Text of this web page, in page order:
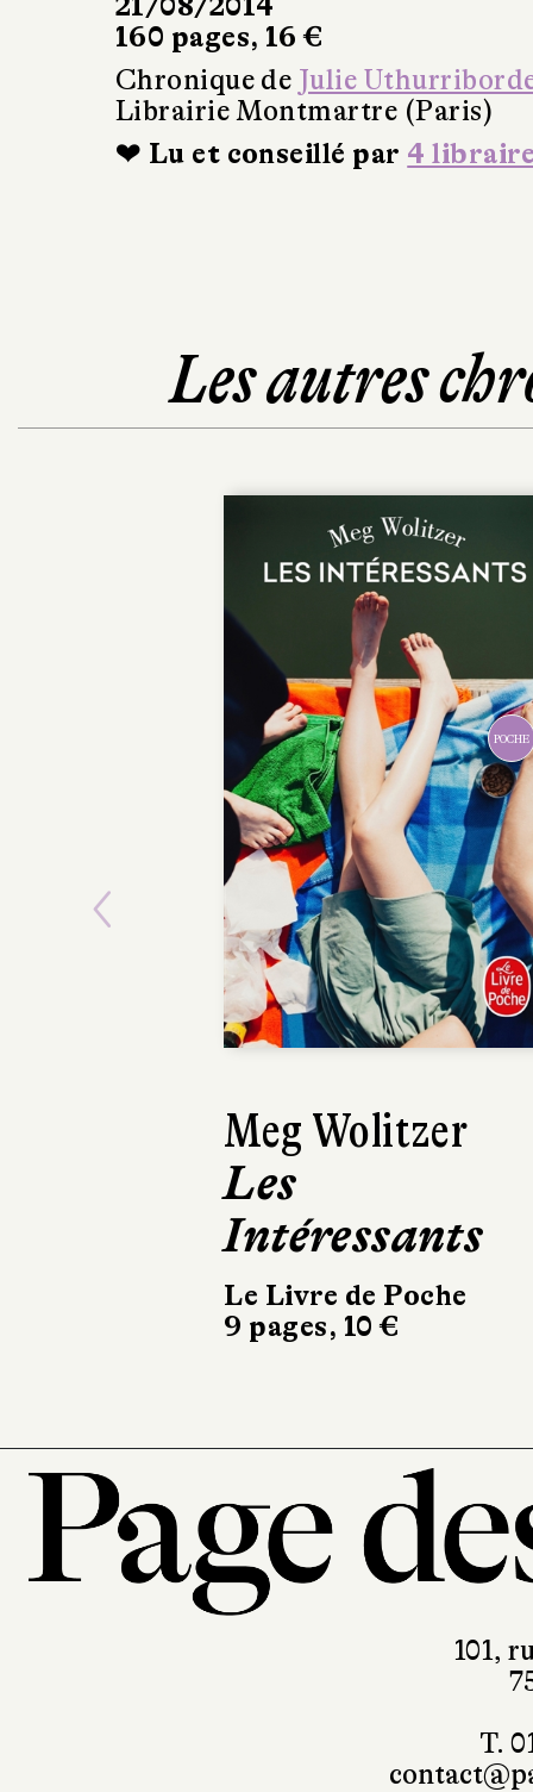
160 pages, 16 €
Chronique de Julie
Librairie Montmartre (Paris)
❤ Lu et conseillé par 4
Les autres
Pozla
Carnet de
foireuse
Delcourt
368 pages, 34,95 €
Previous
101,
T.